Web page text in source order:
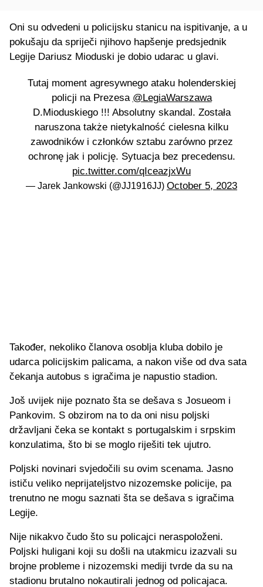
Oni su odvedeni u policijsku stanicu na ispitivanje, a u
pokušaju da spriječi njihovo hapšenje predsjednik
Legije Dariusz Mioduski je dobio udarac u glavi.
Tutaj moment agresywnego ataku holenderskiej
policji na Prezesa ⁦ @LegiaWarszawa⁩
D.Mioduskiego !!! Absolutny skandal. Została
naruszona także nietykalność cielesna kilku
zawodników i członków sztabu zarówno przez
ochronę jak i policję. Sytuacja bez precedensu.
pic.twitter.com/qIceazjxWu
— Jarek Jankowski (@JJ1916JJ) October 5, 2023
Također, nekoliko članova osoblja kluba dobilo je
udarca policijskim palicama, a nakon više od dva sata
čekanja autobus s igračima je napustio stadion.
Još uvijek nije poznato šta se dešava s Josueom i
Pankovim. S obzirom na to da oni nisu poljski
državljani čeka se kontakt s portugalskim i srpskim
konzulatima, što bi se moglo riješiti tek ujutro.
Poljski novinari svjedočili su ovim scenama. Jasno
ističu veliko neprijateljstvo nizozemske policije, pa
trenutno ne mogu saznati šta se dešava s igračima
Legije.
Nije nikakvo čudo što su policajci neraspoloženi.
Poljski huligani koji su došli na utakmicu izazvali su
brojne probleme i nizozemski mediji tvrde da su na
stadionu brutalno nokautirali jednog od policajaca.